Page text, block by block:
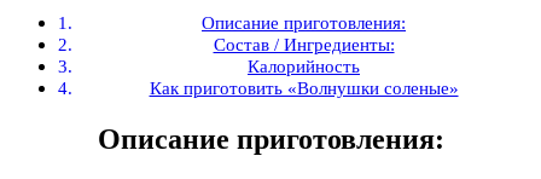
Описание приготовления:
Состав / Ингредиенты:
Калорийность
Как приготовить «Волнушки соленые»
Описание приготовления: